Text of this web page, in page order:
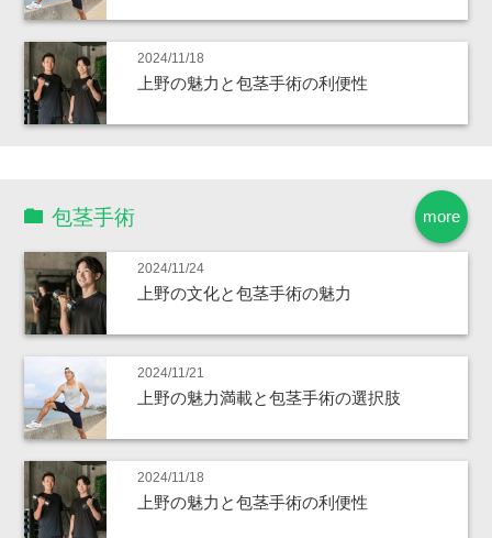
2024/11/18
上野の魅力と包茎手術の利便性
more
包茎手術
2024/11/24
上野の文化と包茎手術の魅力
2024/11/21
上野の魅力満載と包茎手術の選択肢
2024/11/18
上野の魅力と包茎手術の利便性